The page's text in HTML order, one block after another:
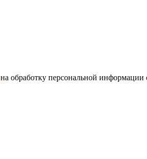
на обработку персональной информации